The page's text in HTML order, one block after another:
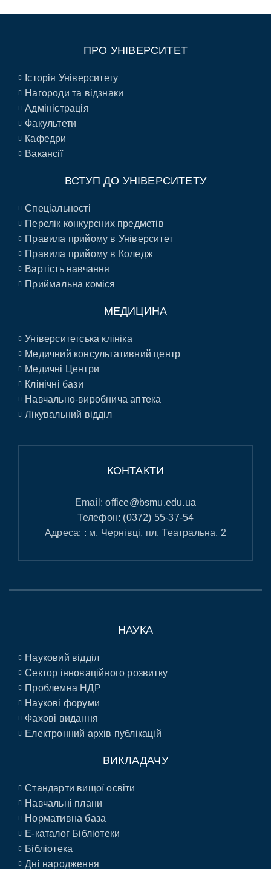
ПРО УНІВЕРСИТЕТ
Історія Університету
Нагороди та відзнаки
Адміністрація
Факультети
Кафедри
Вакансії
ВСТУП ДО УНІВЕРСИТЕТУ
Спеціальності
Перелік конкурсних предметів
Правила прийому в Університет
Правила прийому в Коледж
Вартість навчання
Приймальна коміся
МЕДИЦИНА
Університетська клініка
Медичний консультативний центр
Медичні Центри
Клінічні бази
Навчально-виробнича аптека
Лікувальний відділ
КОНТАКТИ
Email:office@bsmu.edu.ua
Телефон: (0372) 55-37-54
Адреса: : м. Чернівці, пл. Театральна, 2
НАУКА
Науковий відділ
Сектор інноваційного розвитку
Проблемна НДР
Наукові форуми
Фахові видання
Електронний архів публікацій
ВИКЛАДАЧУ
Стандарти вищої освіти
Навчальні плани
Нормативна база
E-каталог Бібліотеки
Бібліотека
Дні народження